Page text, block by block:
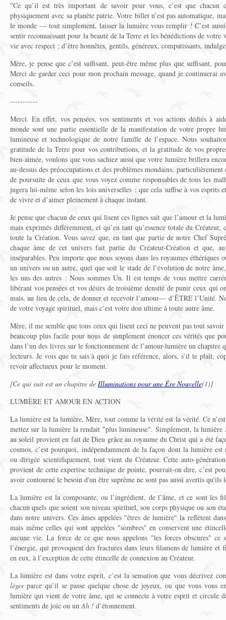
"Ce qu’il est très important de savoir pour vous, c’est que chacun
physiquement avec sa planète patrie. Votre billet n’est pas automatique,
le monde — tout simplement, laisser la lumière vous remplir ! C’est
sentir reconnaissant pour la beauté de la Terre et les bénédictions de
vie avec respect ; d’être honnêtes, gentils, généreux, compatissants,
Mère, je pense que c’est suffisant, peut-être même plus que suffisant,
Merci de garder ceci pour mon prochain message, quand je continuerai
conseils.
-----------
Merci. En effet, vos pensées, vos sentiments et vos actions dédiés à
monde sont une partie essentielle de la manifestation de votre propre
lumineuse et technologique de notre famille de l’espace. Nous
gratitude de la Terre pour vos contributions, et la gratitude de vos
bien-aimée, voulons que vous sachiez aussi que votre lumière brillera
au-dessus des préoccupations et des problèmes mondains,
de poursuite de ceux que vous voyez comme responsables de tous les
jugera lui-même selon les lois universelles ; que cela suffise à vos esprits
de vivre et d’aimer pleinement à chaque instant.
Je pense que chacun de ceux qui lisent ces lignes sait que l’amour et la
mais exprimés différemment, et qu’en tant qu’essence totale du Créateur,
toute la Création. Vous savez que, en tant que partie de notre Chef
chaque âme de cet univers fait partie du Créateur-Création et que,
inséparables. Peu importe que nous soyons dans les royaumes éthériques
un univers ou un autre, quel que soit le stade de l’évolution de notre
les uns des autres : Nous sommes Un. Il est temps de vous mettre
libérant vos pensées et vos désirs de troisième densité de punir ceux qui
mais, au lieu de cela, de donner et recevoir l’amour— d’ÊTRE l’Unité.
de votre voyage spirituel, mais c’est votre don ultime à toute autre âme.
Mère, il me semble que tous ceux qui lisent ceci ne peuvent pas tout savoir
beaucoup plus facile pour nous de simplement énoncer ces vérités que
dans l’un des livres sur le fonctionnement de l’amour-lumière un chapitre
lecteurs. Je vois que tu sais à quoi je fais référence, alors, s’il te plaît,
revoir affectueux pour le moment.
[Ce qui suit est un chapitre de Illuminations pour une Ère Nouvelle(1)]
LUMIÈRE ET AMOUR EN ACTION
La lumière est la lumière, Mère, tout comme la vérité est la vérité. Ce
mettez sur la lumière la rendait "plus lumineuse". Simplement, la lumière
au soleil provient en fait de Dieu grâce au royaume du Christ qui a été
cosmos, c’est pourquoi, indépendamment de la façon dont la lumière est
ou dirigée scientifiquement, tout vient du Créateur. Cette auto-
provient de cette expertise technique de pointe, pourrait-on dire, c’est
avoir contourné le besoin d'un être suprême ne sont pas aussi avertis qu'ils
La lumière est la composante, ou l’ingrédient, de l’âme, et ce sont les
chacun quels que soient son niveau spirituel, son corps physique ou son
dans notre univers. Ces âmes appelées "êtres de lumière" la reflètent
mais même celles qui sont appelées "sombres" en conservent une
aucune vie. La force de ce que nous appelons "les forces obscures" ce
l’énergie, qui provoquent des fractures dans leurs filamens de lumière et
en eux, à l’exception de cette étincelle de connexion au Créateur.
La lumière est dans votre esprit, c’est la sensation que vous décrivez
léger parce qu’il se passe quelque chose de joyeux, ou que vous vous
lumière qui vient de votre âme, qui se connecte à votre esprit et circule
sentiments de joie ou unAh ! d’étonnement.